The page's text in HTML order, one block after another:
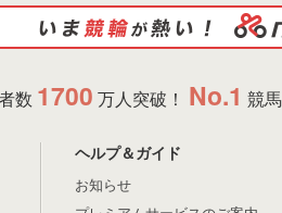
数 1700 万人突破！ No.1 競
ヘルプ＆ガイド
お知らせ